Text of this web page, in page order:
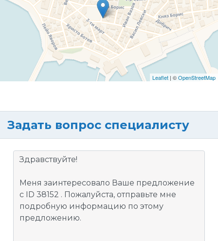
Leaflet | ©OpenStreetMap
Задать вопрос специалисту